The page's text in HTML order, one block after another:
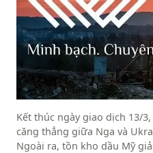
Kết thúc ngày giao dịch 13/
căng thẳng giữa Nga và
Ngoài ra, tồn kho dầu Mỹ